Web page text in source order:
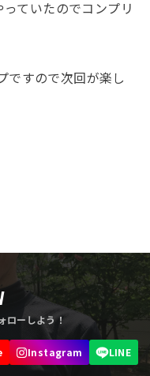
ていたのでコンプリ
ですので次回が楽し